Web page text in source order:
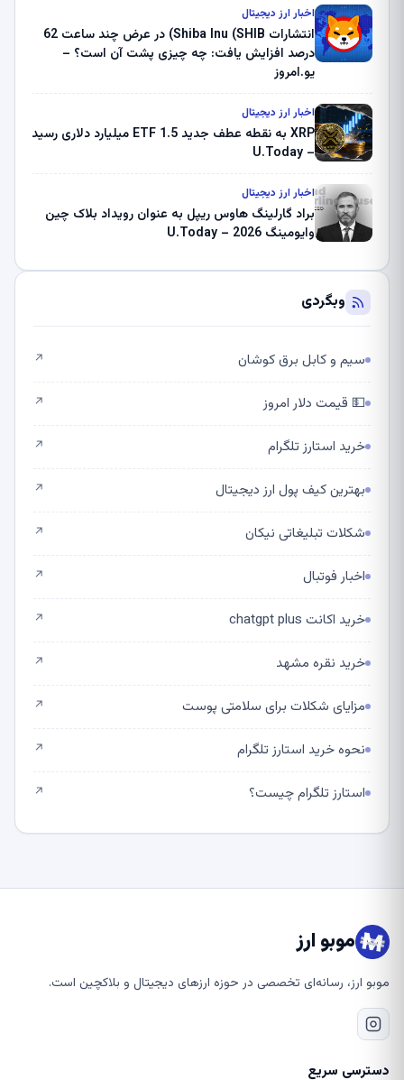
ثبت کرد – گزارش کریپتو صبح – U.Today
اخبار ارز دیجیتال
انتشارات Shiba Inu (SHIB) در عرض چند ساعت 62
درصد افزایش یافت: چه چیزی پشت آن است؟ –
یو.امروز
اخبار ارز دیجیتال
XRP به نقطه عطف جدید ETF 1.5 میلیارد دلاری رسید
– U.Today
اخبار ارز دیجیتال
براد گارلینگ هاوس ریپل به عنوان رویداد بلاک چین
وایومینگ 2026 – U.Today
وبگردی
سیم و کابل برق کوشان ↗
💵 قیمت دلار امروز ↗
خرید استارز تلگرام ↗
بهترین کیف پول ارز دیجیتال ↗
شکلات تبلیغاتی نیکان ↗
اخبار فوتبال ↗
خرید اکانت chatgpt plus ↗
خرید نقره مشهد ↗
مزایای شکلات برای سلامتی پوست ↗
نحوه خرید استارز تلگرام ↗
استارز تلگرام چیست؟ ↗
موبو ارز
موبو ارز، رسانه‌ای تخصصی در حوزه ارزهای دیجیتال و بلاکچین است.
دسترسی سریع